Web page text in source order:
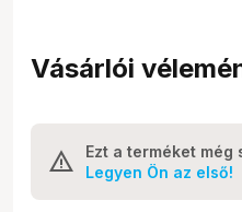
Vásárlói
Ezt a terméket még
Legyen Ön az első!